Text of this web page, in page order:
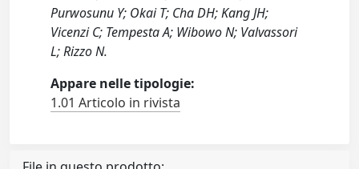
Purwosunu Y; Okai T; Cha DH; Kang JH;
Vicenzi C; Tempesta A; Wibowo N; Valvassori
L; Rizzo N.
Appare nelle tipologie:
1.01 Articolo in rivista